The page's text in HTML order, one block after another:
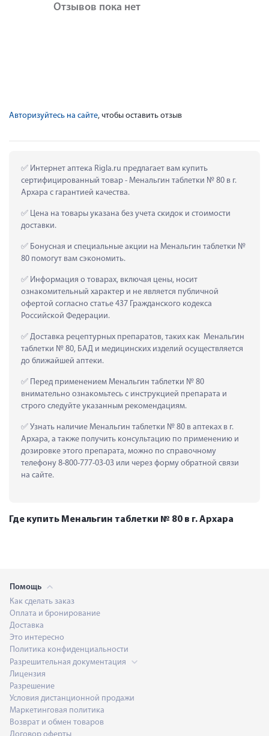
Отзывов пока нет
Авторизуйтесь на сайте, чтобы оставить отзыв
Интернет аптека Rigla.ru предлагает вам купить
сертифицированный товар - Менальгин таблетки № 80 в г.
Архара с гарантией качества.
Цена на товары указана без учета скидок и стоимости
доставки.
Бонусная и специальные акции на Менальгин таблетки №
80 помогут вам сэкономить.
Информация о товарах, включая цены, носит
ознакомительный характер и не является публичной
офертой согласно статье 437 Гражданского кодекса
Российской Федерации.
Доставка рецептурных препаратов, таких как  Менальгин
таблетки № 80, БАД и медицинских изделий осуществляется
до ближайшей аптеки.
Перед применением Менальгин таблетки № 80
внимательно ознакомьтесь с инструкцией препарата и
строго следуйте указанным рекомендациям.
Узнать наличие Менальгин таблетки № 80 в аптеках в г.
Архара, а также получить консультацию по применению и
дозировке этого препарата, можно по справочному
телефону 8-800-777-03-03 или через форму обратной связи
на сайте.
Где купить Менальгин таблетки № 80 в г. Архара
Помощь
Как сделать заказ
Оплата и бронирование
Доставка
Это интересно
Политика конфиденциальности
Разрешительная документация
Лицензия
Разрешение
Условия дистанционной продажи
Маркетинговая политика
Возврат и обмен товаров